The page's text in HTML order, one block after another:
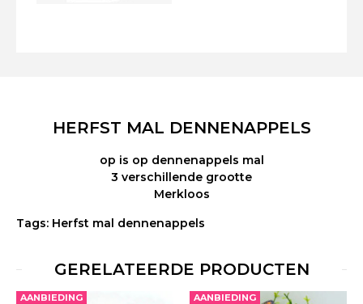
HERFST MAL DENNENAPPELS
op is op dennenappels mal
3 verschillende grootte
Merkloos
Tags: Herfst mal dennenappels
GERELATEERDE PRODUCTEN
AANBIEDING AANBIEDING